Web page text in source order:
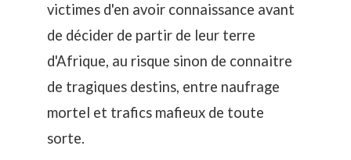
victimes d'en avoir connaissance avant
de décider de partir de leur terre
d'Afrique, au risque sinon de connaitre
de tragiques destins, entre naufrage
mortel et trafics mafieux de toute
sorte.